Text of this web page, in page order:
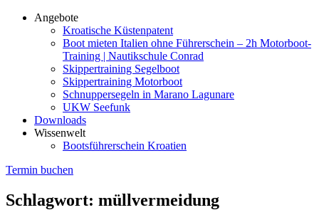
Angebote
Kroatische Küstenpatent
Boot mieten Italien ohne Führerschein – 2h Motorboot-
Training | Nautikschule Conrad
Skippertraining Segelboot
Skippertraining Motorboot
Schnuppersegeln in Marano Lagunare
UKW Seefunk
Downloads
Wissenwelt
Bootsführerschein Kroatien
Termin buchen
Schlagwort: müllvermeidung